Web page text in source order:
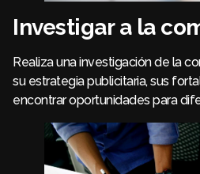
Investigar a la
Realiza una investigación de la
su estrategia publicitaria, sus
encontrar oportunidades para